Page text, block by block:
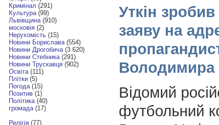
Кримінал (291)
Культура(99)
Львівщина(910)
московія(2)
Нерухомість(15)
Новини Борислава(554)
Новини Дрогобича(3 620)
Новини Стебника(291)
Новини Трускавця(902)
Освіта(111)
Плітки(5)
Погода(15)
Позитив(1)
Політика(40)
громада(17)
Релігія(77)
Уткін зробив
заяву на
Володимира
Відомий
футбольний